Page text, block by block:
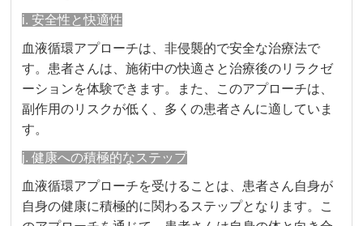
i. 安全性と快適性
血液循環アプローチは、非侵襲的で安全な治療法で
す。患者さんは、施術中の快適さと治療後のリラクゼ
ーションを体験できます。また、このアプローチは、
副作用のリスクが低く、多くの患者さんに適していま
す。
j. 健康への積極的なステップ
血液循環アプローチを受けることは、患者さん自身が
自身の健康に積極的に関わるステップとなります。こ